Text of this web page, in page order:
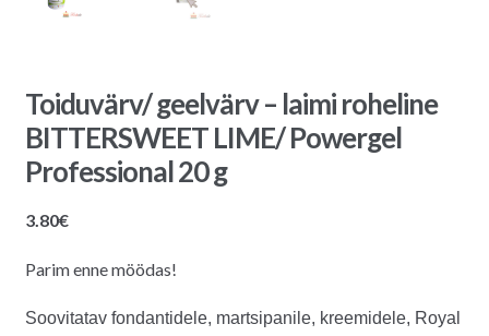
Toiduvärv/ geelvärv – laimi roheline
BITTERSWEET LIME/ Powergel
Professional 20 g
3.80€
Parim enne möödas!
Soovitatav fondantidele, martsipanile, kreemidele, Royal